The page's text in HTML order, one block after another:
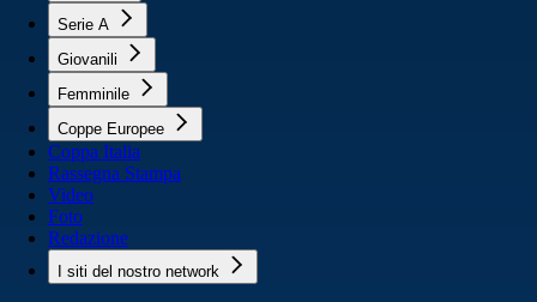
Serie A
Giovanili
Femminile
Coppe Europee
Coppa Italia
Rassegna Stampa
Video
Foto
Redazione
I siti del nostro network